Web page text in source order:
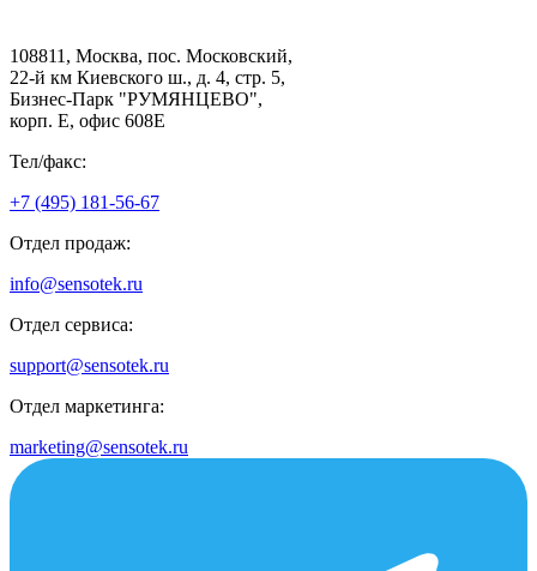
108811, Москва, пос. Московский,
22-й км Киевского ш., д. 4, стр. 5,
Бизнес-Парк "РУМЯНЦЕВО",
корп. Е, офис 608E
Тел/факс:
+7 (495) 181-56-67
Отдел продаж:
info@sensotek.ru
Отдел сервиса:
support@sensotek.ru
Отдел маркетинга:
marketing@sensotek.ru